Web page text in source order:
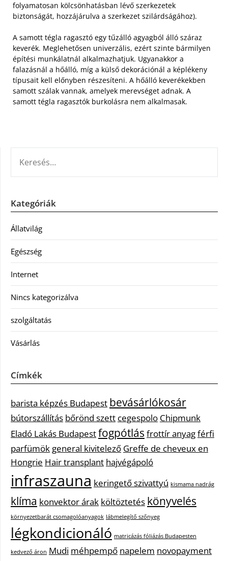
folyamatosan kölcsönhatásban lévő szerkezetek
biztonságát, hozzájárulva a szerkezet szilárdságához).
A samott tégla ragasztó egy tűzálló agyagból álló száraz
keverék. Meglehetősen univerzális, ezért szinte bármilyen
építési munkálatnál alkalmazhatjuk. Ugyanakkor a
falazásnál a hőálló, míg a külső dekorációnál a képlékeny
típusait kell előnyben részesíteni. A hőálló keverékekben
samott szálak vannak, amelyek merevséget adnak. A
samott tégla ragasztók burkolásra nem alkalmasak.
Kategóriák
Állatvilág
Egészség
Internet
Nincs kategorizálva
szolgáltatás
Vásárlás
Címkék
barista képzés Budapest bevásárlókosár
bútorszállítás bőrönd szett cegespolo Chipmunk
Eladó Lakás Budapestfogpótlás frottír anyagférfi
parfümök general kivitelező Greffe de cheveux en
Hongrie Hair transplant hajvégápoló
infraszauna keringető szivattyú kismama nadrág
klíma konvektor árak költöztetés könyvelés
környezetbarát csomagolóanyagok lábmelegítő szőnyeg
légkondicionáló matricázás fóliázás Budapesten
kedvező áron Mudi méhpempő napelem novopayment